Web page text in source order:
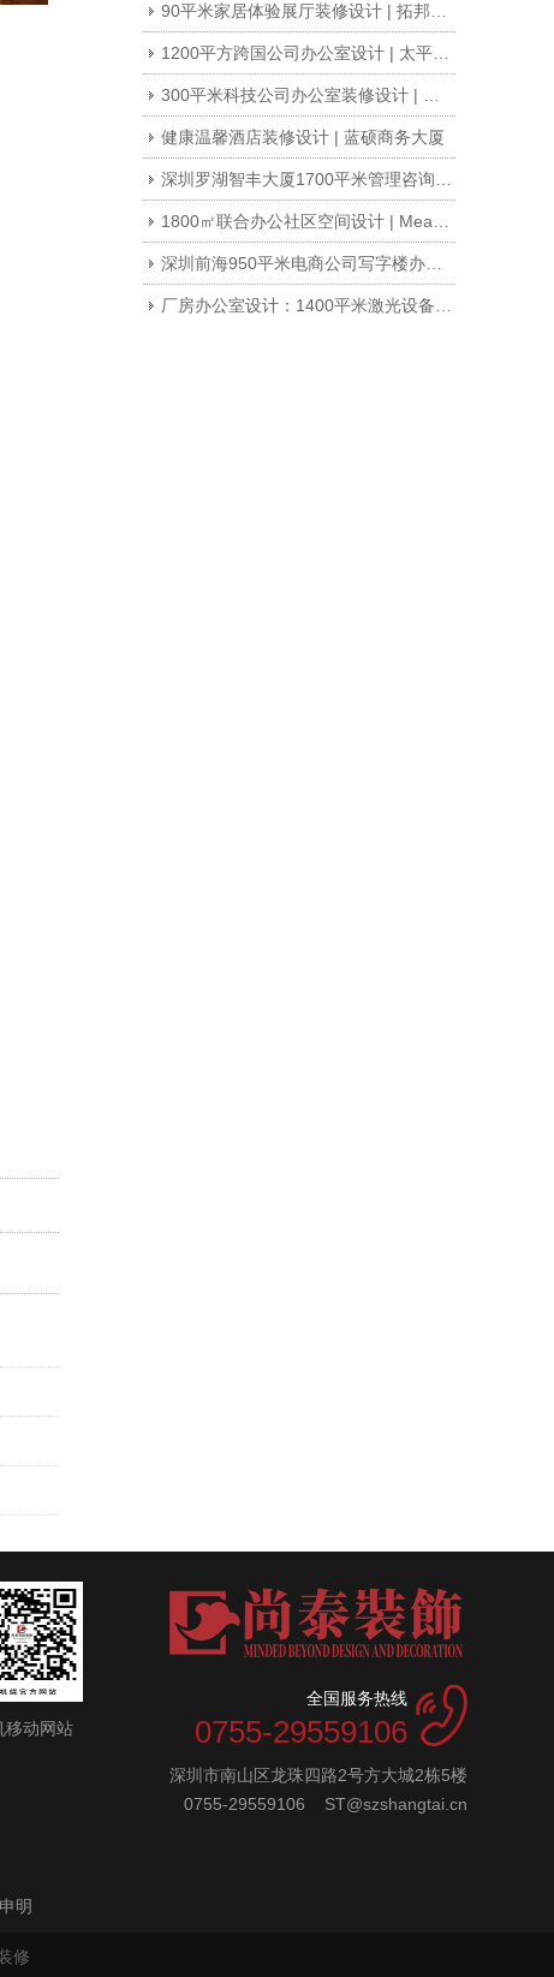
90平米家居体验展厅装修设计 | 拓邦股份
1200平方跨国公司办公室设计 | 太平洋电信
300平米科技公司办公室装修设计 | 睿尚创力
健康温馨酒店装修设计 | 蓝硕商务大厦
深圳罗湖智丰大厦1700平米管理咨询公司写字楼办公室装修
1800㎡联合办公社区空间设计 | MeaningTown
深圳前海950平米电商公司写字楼办公室装修设计案例
厂房办公室设计：1400平米激光设备公司东莞办公楼厂房办公室装修
移动网站
全国服务热线
0755-29559106
深圳市南山区龙珠四路2号方大城2栋5楼
0755-29559106 ST@szshangtai.cn
明
修